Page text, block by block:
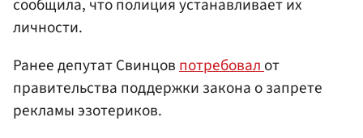
личности.
Ранее депутат Свинцовпотребовалот
правительства поддержки закона о запрете
рекламы эзотериков.